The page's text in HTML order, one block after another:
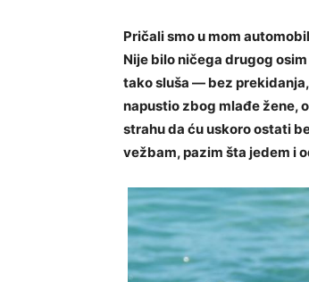
Pričali smo u mom
Nije bilo ničega drugog
tako sluša — bez
napustio zbog mlađe žene,
strahu da ću uskoro ostati
vežbam, pazim šta jedem i